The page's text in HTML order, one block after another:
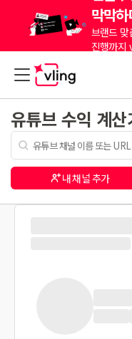
막막
브랜드
진행까지
유튜브 수익 계산
내 채널 추가